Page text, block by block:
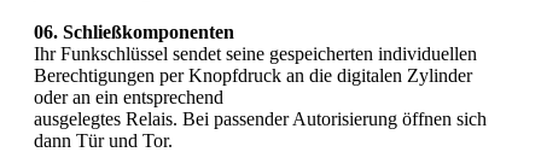
06. Schließkomponenten
Ihr Funkschlüssel sendet seine gespeicherten individuellen
Berechtigungen per Knopfdruck an die digitalen Zylinder
oder an ein entsprechend
ausgelegtes Relais. Bei passender Autorisierung öffnen sich
dann Tür und Tor.